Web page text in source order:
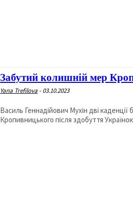
Забутий колишній мер
Yana Trefilova - 03.10.2023
Василь Геннадійович Мухін дві
Кропивницького після здобуття